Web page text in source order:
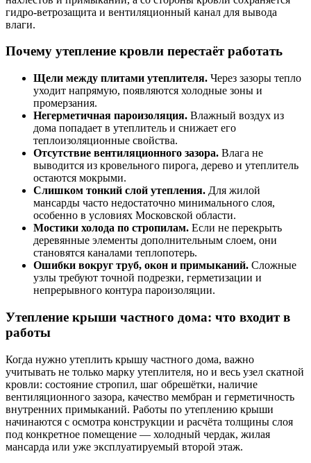
гидро-ветрозащита и вентиляционный канал для вывода
влаги.
Почему утепление кровли перестаёт работать
Щели между плитами утеплителя. Через зазоры тепло
уходит напрямую, появляются холодные зоны и
промерзания.
Негерметичная пароизоляция. Влажный воздух из
дома попадает в утеплитель и снижает его
теплоизоляционные свойства.
Отсутствие вентиляционного зазора. Влага не
выводится из кровельного пирога, дерево и утеплитель
остаются мокрыми.
Слишком тонкий слой утепления. Для жилой
мансарды часто недостаточно минимального слоя,
особенно в условиях Московской области.
Мостики холода по стропилам. Если не перекрыть
деревянные элементы дополнительным слоем, они
становятся каналами теплопотерь.
Ошибки вокруг труб, окон и примыканий. Сложные
узлы требуют точной подрезки, герметизации и
непрерывного контура пароизоляции.
Утепление крыши частного дома: что входит в
работы
Когда нужно утеплить крышу частного дома, важно
учитывать не только марку утеплителя, но и весь узел скатной
кровли: состояние стропил, шаг обрешётки, наличие
вентиляционного зазора, качество мембран и герметичность
внутренних примыканий. Работы по утеплению крыши
начинаются с осмотра конструкции и расчёта толщины слоя
под конкретное помещение — холодный чердак, жилая
мансарда или уже эксплуатируемый второй этаж.